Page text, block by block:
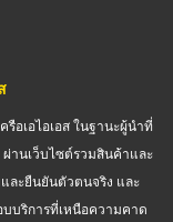
อเอไอเอส ในฐานะผู้นำที่
านเว็บไซต์รวมสินค้าและ
ละยืนยันตัวตนจริง และ
บริการที่เหนือความคาด